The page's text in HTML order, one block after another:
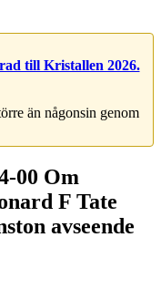
till Kristallen 2026.
än någonsin genom
00 Om
F Tate
avseende